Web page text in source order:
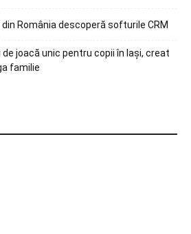
România descoperă softurile CRM
joacă unic pentru copii în Iași, creat
familie